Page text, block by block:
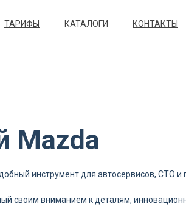
КОНТАКТЫ
КАТАЛОГИ
ТАРИФЫ
инструмент для автосервисов, СТО
своим вниманием к деталям,
Mazda